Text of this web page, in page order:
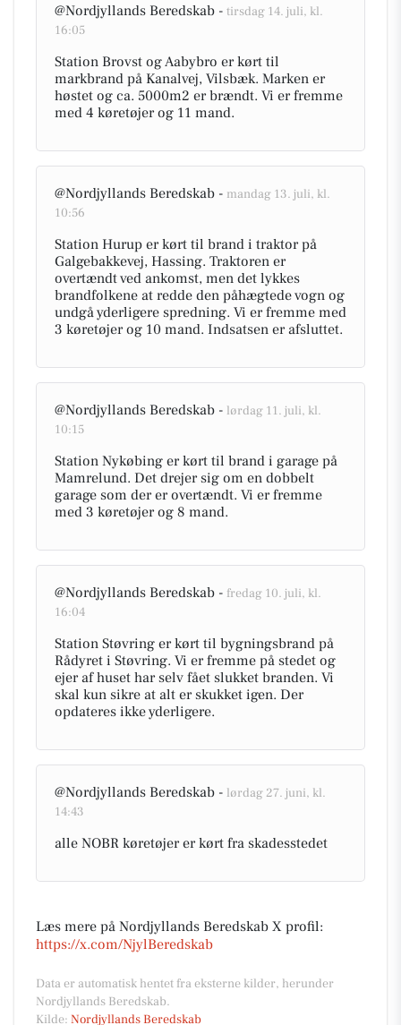
@Nordjyllands Beredskab - tirsdag 14. juli, kl.
16:05
Station Brovst og Aabybro er kørt til
markbrand på Kanalvej, Vilsbæk. Marken er
høstet og ca. 5000m2 er brændt. Vi er fremme
med 4 køretøjer og 11 mand.
@Nordjyllands Beredskab - mandag 13. juli, kl.
10:56
Station Hurup er kørt til brand i traktor på
Galgebakkevej, Hassing. Traktoren er
overtændt ved ankomst, men det lykkes
brandfolkene at redde den påhægtede vogn og
undgå yderligere spredning. Vi er fremme med
3 køretøjer og 10 mand. Indsatsen er afsluttet.
@Nordjyllands Beredskab - lørdag 11. juli, kl.
10:15
Station Nykøbing er kørt til brand i garage på
Mamrelund. Det drejer sig om en dobbelt
garage som der er overtændt. Vi er fremme
med 3 køretøjer og 8 mand.
@Nordjyllands Beredskab - fredag 10. juli, kl.
16:04
Station Støvring er kørt til bygningsbrand på
Rådyret i Støvring. Vi er fremme på stedet og
ejer af huset har selv fået slukket branden. Vi
skal kun sikre at alt er skukket igen. Der
opdateres ikke yderligere.
@Nordjyllands Beredskab - lørdag 27. juni, kl.
14:43
alle NOBR køretøjer er kørt fra skadesstedet
Læs mere på Nordjyllands Beredskab X profil:
https://x.com/NjylBeredskab
Data er automatisk hentet fra eksterne kilder, herunder
Nordjyllands Beredskab.
Kilde: Nordjyllands Beredskab